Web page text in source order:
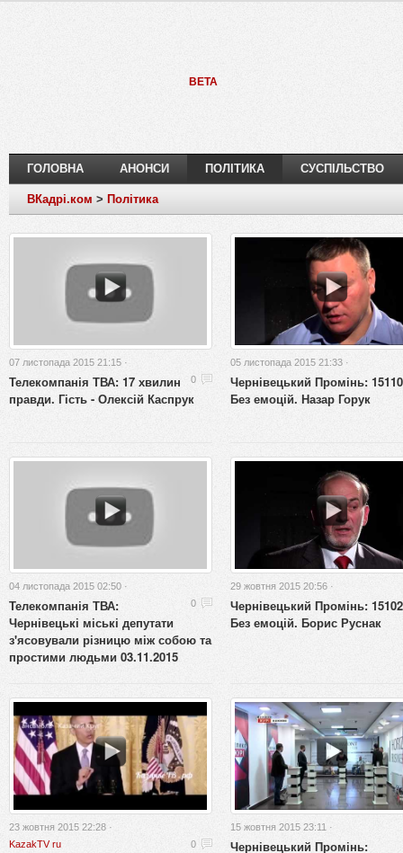
BETA
ГОЛОВНА АНОНСИ ПОЛІТИКА СУСПІЛЬСТВО
ВКадрі.ком > Політика
07 листопада 2015 21:15 ·
0
Телекомпанія ТВА: 17 хвилин
правди. Гість - Олексій Каспрук
05 листопада 2015 21:33 ·
Чернівецький Промінь:
Без емоцій. Назар Горук
04 листопада 2015 02:50 ·
0
Телекомпанія ТВА:
Чернівецькі міські депутати
з'ясовували різницю між собою та
простими людьми 03.11.2015
29 жовтня 2015 20:56 ·
Чернівецький Промінь:
Без емоцій. Борис Руснак
23 жовтня 2015 22:28 ·
KazakTV ru
0
15 жовтня 2015 23:11 ·
Чернівецький Промінь: